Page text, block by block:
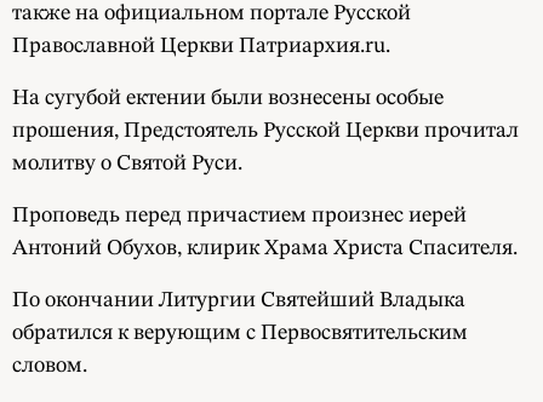
также на официальном портале Русской
Православной Церкви Патриархия.ru.
На сугубой ектении были вознесены особые
прошения, Предстоятель Русской Церкви прочитал
молитву о Святой Руси.
Проповедь перед причастием произнес иерей
Антоний Обухов, клирик Храма Христа Спасителя.
По окончании Литургии Святейший Владыка
обратился к верующим с Первосвятительским
словом.